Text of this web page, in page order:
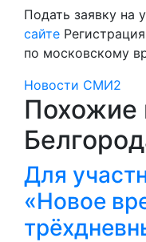
Подать заявку на
сайте
по московскому
Новости СМИ2
Похожие
Для
«Новое